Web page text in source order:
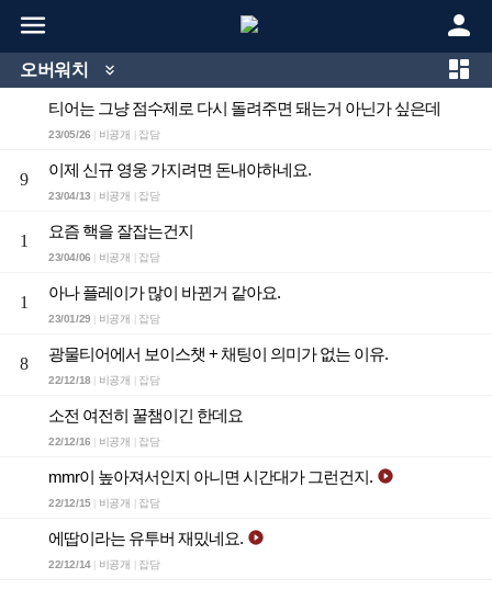
 
오버워치  
티어는 그냥 점수제로 다시 돌려주면 돼는거 아닌가 싶은데
23/05/26 비공개 잡담
9
이제 신규 영웅 가지려면 돈내야하네요.
23/04/13 비공개 잡담
1
요즘 핵을 잘잡는건지
23/04/06 비공개 잡담
1
아나 플레이가 많이 바뀐거 같아요.
23/01/29 비공개 잡담
8
광물티어에서 보이스챗 + 채팅이 의미가 없는 이유.
22/12/18 비공개 잡담
소전 여전히 꿀챔이긴 한데요
22/12/16 비공개 잡담
mmr이 높아져서인지 아니면 시간대가 그런건지. 
22/12/15| 비공개 잡담
에땁이라는 유투버 재밌네요. 
22/12/14| 비공개 잡담